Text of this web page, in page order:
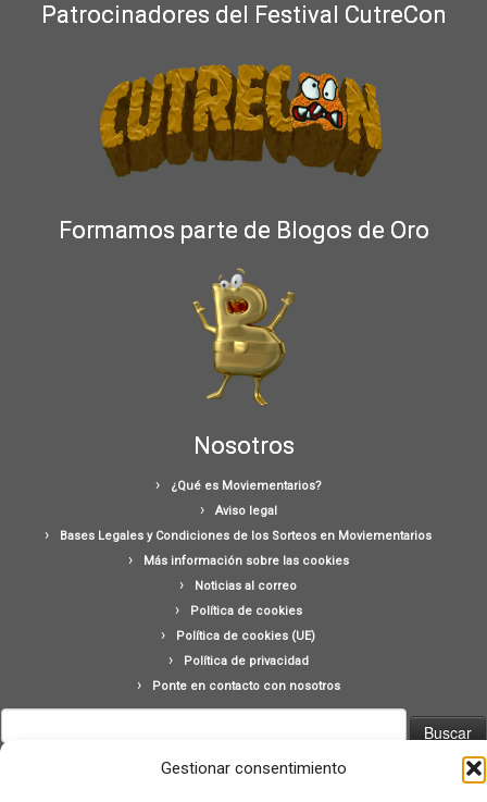
Gestionar consentimiento
Patrocinadores del Festival CutreCon
Formamos parte de Blogos de Oro
Nosotros
¿Qué es Moviementarios?
Aviso legal
Bases Legales y Condiciones de los Sorteos en Moviementarios
Más información sobre las cookies
Noticias al correo
Política de cookies
Política de cookies (UE)
Política de privacidad
Ponte en contacto con nosotros